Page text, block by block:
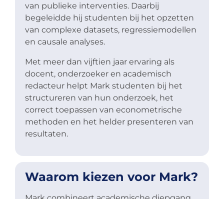
van publieke interventies. Daarbij
begeleidde hij studenten bij het opzetten
van complexe datasets, regressiemodellen
en causale analyses.
Met meer dan vijftien jaar ervaring als
docent, onderzoeker en academisch
redacteur helpt Mark studenten bij het
structureren van hun onderzoek, het
correct toepassen van econometrische
methoden en het helder presenteren van
resultaten.
Waarom kiezen voor Mark?